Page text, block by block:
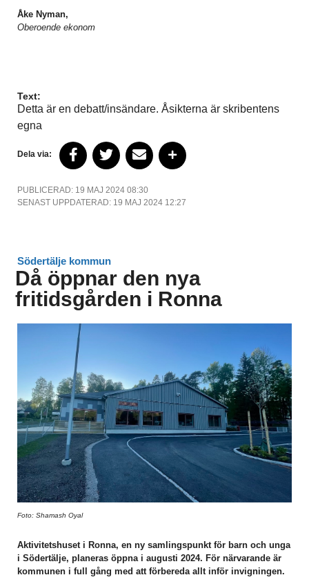
Åke Nyman,
Oberoende ekonom
Text:
Detta är en debatt/insändare. Åsikterna är skribentens
egna
Dela via:
PUBLICERAD: 19 MAJ 2024 08:30
SENAST UPPDATERAD: 19 MAJ 2024 12:27
Södertälje kommun
Då öppnar den nya
fritidsgården i Ronna
Foto: Shamash Oyal
Aktivitetshuset i Ronna, en ny samlingspunkt för barn och unga
i Södertälje, planeras öppna i augusti 2024. För närvarande är
kommunen i full gång med att förbereda allt inför invigningen.